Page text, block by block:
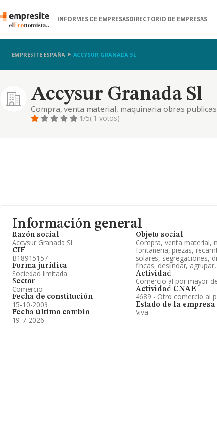
INFORMES DE EMPRESASDIRECTORIO DE EMPRESAS
EMPRESITE ESPAÑA ACCYSUR GRANADA SL
Accysur Granada Sl
Compra, venta material, maquinaria obras
terrenos, solares, segregaciones, divisiones,
1/5( 1 votos)
Información general
Razón social
Accysur Granada Sl
CIF
B18915157
Forma jurídica
Sociedad limitada
Sector
Comercio
Fecha de constitución
15-10-2009
Fecha último cambio
19-7-2026
Objeto social
Compra, venta material,
fontaneria, piezas,
solares, segregaciones,
fincas, deslindar,
Actividad
Comercio al por mayor
Actividad CNAE
4689 - Otro comercio al
Estado de la empresa
Viva